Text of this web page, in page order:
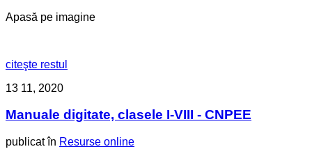
Apasă pe imagine
citeşte restul
13 11, 2020
Manuale digitate, clasele I-VIII - CNPEE
publicat în Resurse online